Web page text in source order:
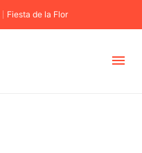
Fiesta de la Flor